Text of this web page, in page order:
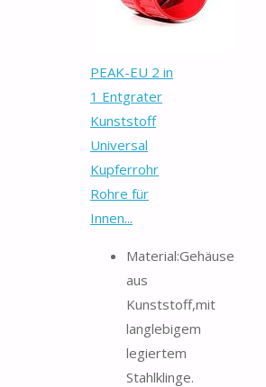
PEAK-EU 2 in
1 Entgrater
Kunststoff
Universal
Kupferrohr
Rohre für
Innen...
Material:Gehäuse
aus
Kunststoff,mit
langlebigem
legiertem
Stahlklinge.